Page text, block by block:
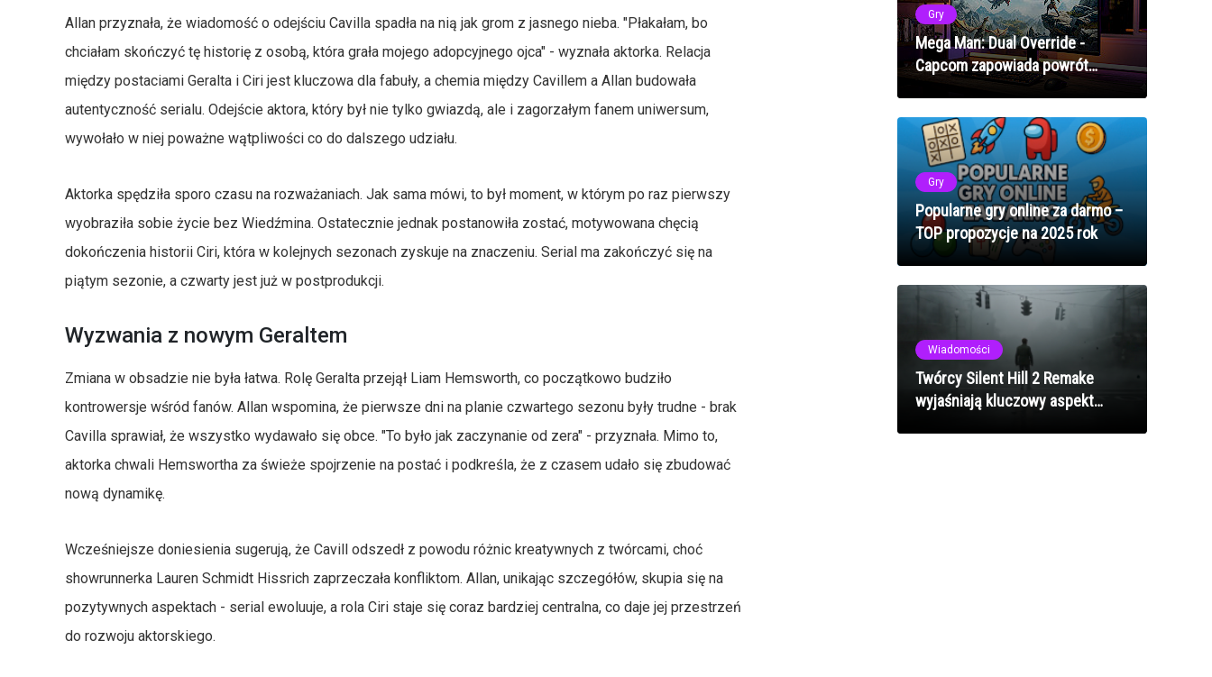
Allan przyznała, że wiadomość o odejściu Cavilla spadła na nią jak grom z jasnego nieba. "Płakałam, bo
chciałam skończyć tę historię z osobą, która grała mojego adopcyjnego ojca" - wyznała aktorka. Relacja
między postaciami Geralta i Ciri jest kluczowa dla fabuły, a chemia między Cavillem a Allan budowała
autentyczność serialu. Odejście aktora, który był nie tylko gwiazdą, ale i zagorzałym fanem uniwersum,
wywołało w niej poważne wątpliwości co do dalszego udziału.
Aktorka spędziła sporo czasu na rozważaniach. Jak sama mówi, to był moment, w którym po raz pierwszy
wyobraziła sobie życie bez Wiedźmina. Ostatecznie jednak postanowiła zostać, motywowana chęcią
dokończenia historii Ciri, która w kolejnych sezonach zyskuje na znaczeniu. Serial ma zakończyć się na
piątym sezonie, a czwarty jest już w postprodukcji.
Wyzwania z nowym Geraltem
Zmiana w obsadzie nie była łatwa. Rolę Geralta przejął Liam Hemsworth, co początkowo budziło
kontrowersje wśród fanów. Allan wspomina, że pierwsze dni na planie czwartego sezonu były trudne - brak
Cavilla sprawiał, że wszystko wydawało się obce. "To było jak zaczynanie od zera" - przyznała. Mimo to,
aktorka chwali Hemswortha za świeże spojrzenie na postać i podkreśla, że z czasem udało się zbudować
nową dynamikę.
Wcześniejsze doniesienia sugerują, że Cavill odszedł z powodu różnic kreatywnych z twórcami, choć
showrunnerka Lauren Schmidt Hissrich zaprzeczała konfliktom. Allan, unikając szczegółów, skupia się na
pozytywnych aspektach - serial ewoluuje, a rola Ciri staje się coraz bardziej centralna, co daje jej przestrzeń
do rozwoju aktorskiego.
Gry
Mega Man: Dual Override -
Capcom zapowiada powrót
Niebieskiego Bombowca w 2027
Gry
Popularne gry online za darmo –
TOP propozycje na 2025 rok
Wiadomości
Twórcy Silent Hill 2 Remake
wyjaśniają kluczowy aspekt